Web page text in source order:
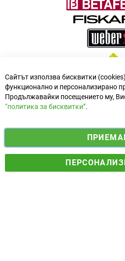
© 2025 Ogradina.bg Всички права
f
a
i
n
s
Електронен магазин
Сайтът използва бисквитки
функционално и персонализирано
Продължавайки посещението му,
“политика за бисквитки”.